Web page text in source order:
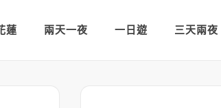
蓮 兩天一夜 一日遊 三天兩夜